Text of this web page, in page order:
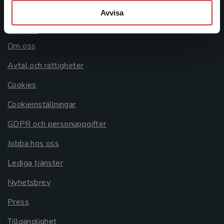
Avvisa
Allmänna länkar
Om oss
Avtal och rättigheter
Cookies
Cookieinställningar
GDPR och personuppgifter
Jobba hos oss
Lediga tjänster
Nyhetsbrev
Press
Tillgänglighet